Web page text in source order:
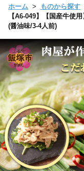
ホーム ものから探す
【A6-049】【国産牛使
(醤油味/3-4人前)